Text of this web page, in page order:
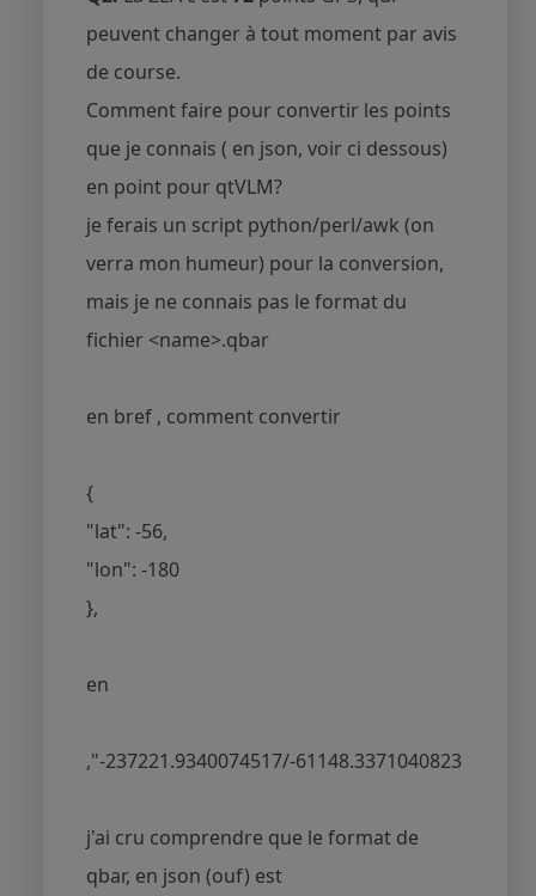
peuvent changer à tout moment par avis
de course.
Comment faire pour convertir les points
que je connais ( en json, voir ci dessous)
en point pour qtVLM?
je ferais un script python/perl/awk (on
verra mon humeur) pour la conversion,
mais je ne connais pas le format du
fichier <name>.qbar
en bref , comment convertir
{
"lat": -56,
"lon": -180
},
en
,"-237221.9340074517/-61148.3371040823
j'ai cru comprendre que le format de
qbar, en json (ouf) est